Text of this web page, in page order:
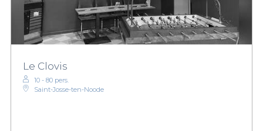
Le Clovis
10 - 80 pers.
Saint-Josse-ten-Noode